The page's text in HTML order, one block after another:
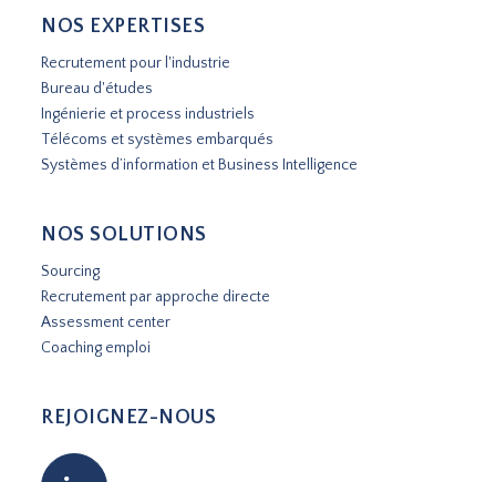
NOS EXPERTISES
Recrutement pour l'industrie
Bureau d'études
Ingénierie et process industriels
Télécoms et systèmes embarqués
Systèmes d’information et Business Intelligence
NOS SOLUTIONS
Sourcing
Recrutement par approche directe
Assessment center
Coaching emploi
REJOIGNEZ-NOUS